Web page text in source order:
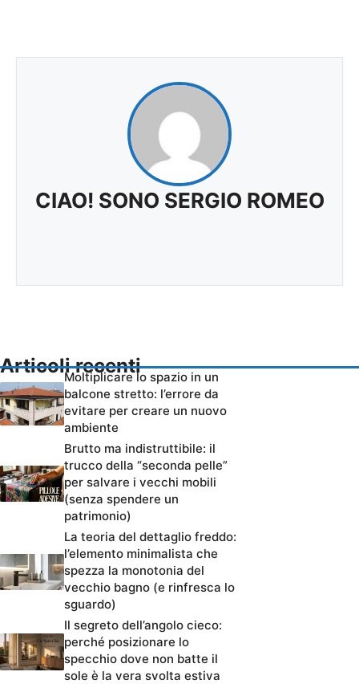
CIAO! SONO SERGIO ROMEO
Articoli recenti
Moltiplicare lo spazio in un
balcone stretto: l’errore da
evitare per creare un nuovo
ambiente
Brutto ma indistruttibile: il
trucco della “seconda pelle”
per salvare i vecchi mobili
(senza spendere un
patrimonio)
La teoria del dettaglio freddo:
l’elemento minimalista che
spezza la monotonia del
vecchio bagno (e rinfresca lo
sguardo)
Il segreto dell’angolo cieco:
perché posizionare lo
specchio dove non batte il
sole è la vera svolta estiva